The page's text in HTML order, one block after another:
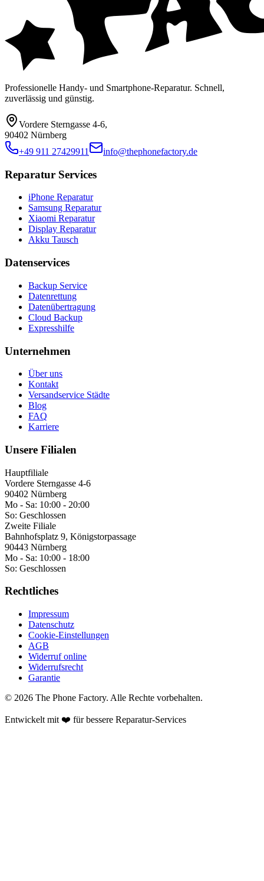
Professionelle Handy- und Smartphone-Reparatur. Schnell,
zuverlässig und günstig.
Vordere Sterngasse 4-6,
90402 Nürnberg
+49 911 27429911
info@thephonefactory.de
Reparatur Services
iPhone Reparatur
Samsung Reparatur
Xiaomi Reparatur
Display Reparatur
Akku Tausch
Datenservices
Backup Service
Datenrettung
Datenübertragung
Cloud Backup
Expresshilfe
Unternehmen
Über uns
Kontakt
Versandservice Städte
Blog
FAQ
Karriere
Unsere Filialen
Hauptfiliale
Vordere Sterngasse 4-6
90402 Nürnberg
Mo - Sa: 10:00 - 20:00
So: Geschlossen
Zweite Filiale
Bahnhofsplatz 9, Königstorpassage
90443 Nürnberg
Mo - Sa: 10:00 - 18:00
So: Geschlossen
Rechtliches
Impressum
Datenschutz
Cookie-Einstellungen
AGB
Widerruf online
Widerrufsrecht
Garantie
© 2026 The Phone Factory. Alle Rechte vorbehalten.
Entwickelt mit ❤️ für bessere Reparatur-Services